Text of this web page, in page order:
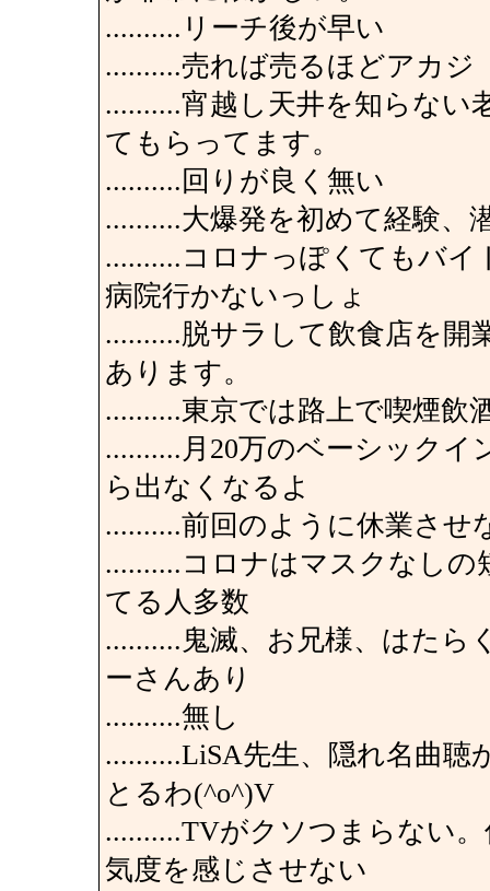
..........リーチ後が早い
..........売れば売るほどアカジ
..........宵越し天井を知らない
てもらってます。
..........回りが良く無い
..........大爆発を初めて経験、
..........コロナっぽくてもバ
病院行かないっしょ
..........脱サラして飲食店を開
あります。
..........東京では路上で喫煙飲
..........月20万のベーシック
ら出なくなるよ
..........前回のように休業させ
..........コロナはマスクなし
てる人多数
..........鬼滅、お兄様、はたら
ーさんあり
..........無し
..........LiSA先生、隠れ名曲
とるわ(^o^)V
..........TVがクソつまらない
気度を感じさせない